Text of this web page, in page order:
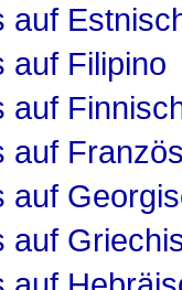
auf
auf Filipino
auf
auf
auf
auf